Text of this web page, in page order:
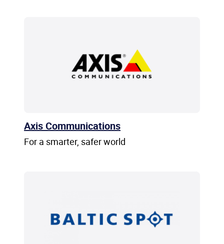
Axis Communications
For a smarter, safer world